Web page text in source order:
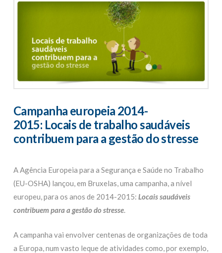
Campanha europeia 2014-
2015: Locais de trabalho saudáveis
contribuem para a gestão do stresse
A Agência Europeia para a Segurança e Saúde no Trabalho
(EU-OSHA) lançou, em Bruxelas, uma campanha, a nível
europeu, para os anos de 2014-2015: Locais saudáveis
contribuem para a gestão do stresse.
A campanha vai envolver centenas de organizações de toda
a Europa, num vasto leque de atividades como, por exemplo,